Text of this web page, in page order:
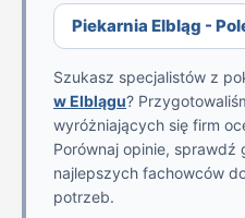
Piekarnia Elbląg -
Szukasz specjalistów z
w Elblągu?
wyróżniających się firm
Porównaj opinie,
najlepszych fachowców
potrzeb.